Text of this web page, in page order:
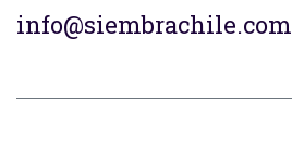
info@siembrachile.com